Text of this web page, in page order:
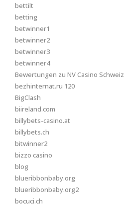
bettilt
betting
betwinner1
betwinner2
betwinner3
betwinner4
Bewertungen zu NV Casino Schweiz
bezhinternat.ru 120
BigClash
biireland.com
billybets-casino.at
billybets.ch
bitwinner2
bizzo casino
blog
blueribbonbaby.org
blueribbonbaby.org2
bocuci.ch